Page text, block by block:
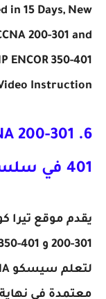
in 15 Days, New
200-301 and
Instruction]
401 في سلسلة واحدة
معتمدة في